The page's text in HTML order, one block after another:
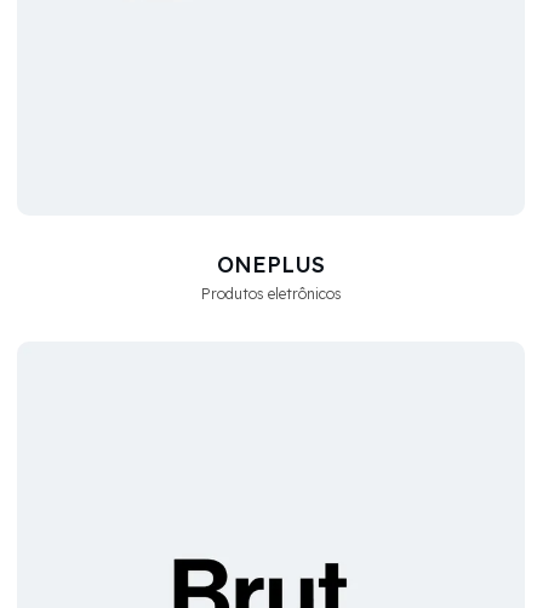
ONEPLUS
Produtos eletrônicos